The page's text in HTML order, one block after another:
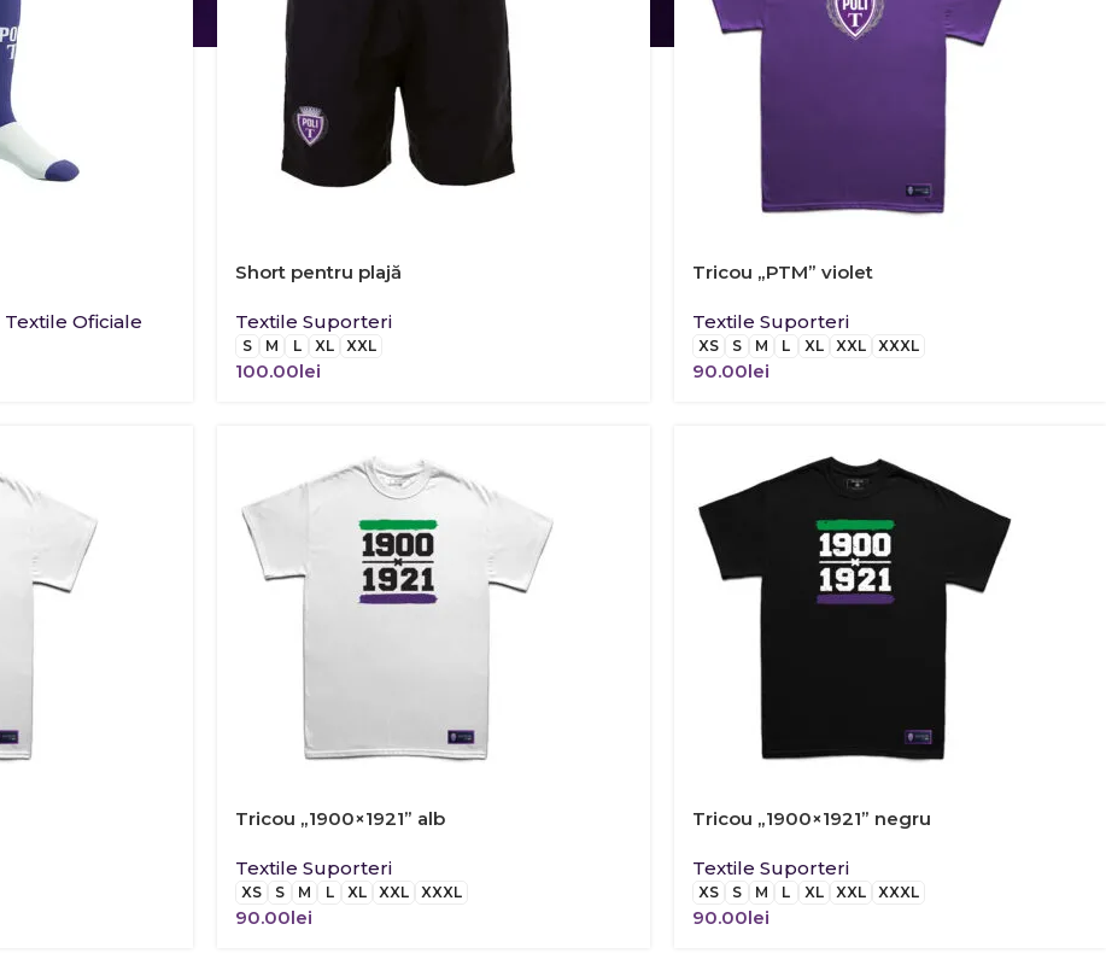
Textile Oficiale
Short pentru plajă
Textile Suporteri
S M L XL XXL
100.00lei
Tricou „PTM” violet
Textile Suporteri
XS S M L XL XXL XXXL
90.00lei
Tricou „1900×1921” alb
Textile Suporteri
XS S M L XL XXL XXXL
90.00lei
Tricou „1900×1921” negru
Textile Suporteri
XS S M L XL XXL XXXL
90.00lei